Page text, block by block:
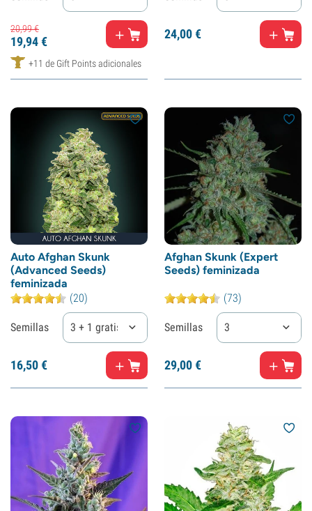
20,99€
19,94€
+11 de Gift Points adicionales
24,00€
Auto Afghan Skunk
(Advanced Seeds)
feminizada
(20)
Semillas 3 + 1 gratis
16,50€
Afghan Skunk (Expert
Seeds) feminizada
(73)
Semillas 3
29,00€